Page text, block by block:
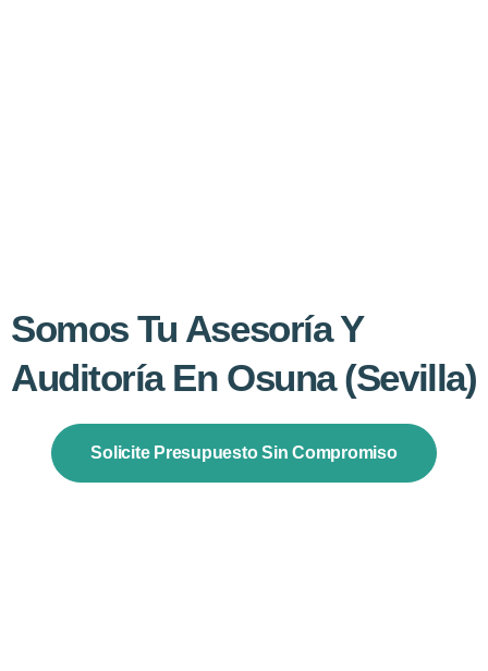
Somos Tu Asesoría Y
Auditoría En Osuna (Sevilla)
Solicite Presupuesto Sin Compromiso